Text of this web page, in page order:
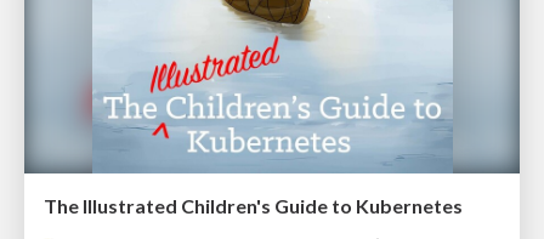
The Illustrated Children's Guide to Kubernetes